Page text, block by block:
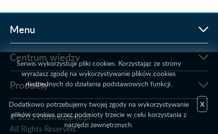
Menu
Centrum wiedzy
Produkty
© 2022 Odstraszanie.pl
All Rights Reserved.
Serwis wykorzystuje pliki cookies. Korzystając ze strony
wyrażasz zgodę na wykorzystywanie plików cookies
niezbędnych do działania podstawowych funkcji.
Dodatkowo potrzebujemy twojej zgody na wykorzystywanie
plików cookies przez podmioty trzecie w celu korzystania z
narzędzi zewnętrznych.
X